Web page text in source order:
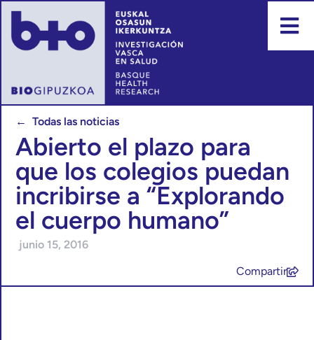
← Todas las noticias
Abierto el plazo para
que los colegios puedan
incribirse a “Explorando
el cuerpo humano”
junio 15, 2016
Compartir